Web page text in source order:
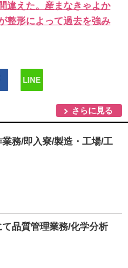
違えた。産まなきゃよか
整形によって過去を強み
さらに見る
業務/即入寮/製造・工場/工
品質管理業務/化学分析